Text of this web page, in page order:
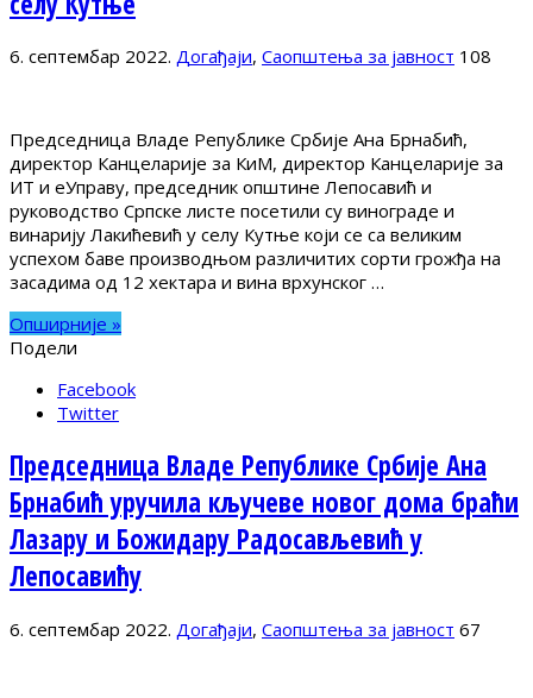
6. септембар 2022. Догађаји, Саопштења за јавност 108
Председница Владе Републике Србије Ана Брнабић,
директор Канцеларије за КиМ, директор Канцеларије за
ИТ и еУправу, председник општине Лепосавић и
руководство Српске листе посетили су винограде и
винарију Лакићевић у селу Кутње који се са великим
успехом баве производњом различитих сорти грожђа на
засадима од 12 хектара и вина врхунског …
Опширније »
Подели
Facebook
Twitter
Председница Владе Републике Србије Ана
Брнабић уручила кључеве новог дома браћи
Лазару и Божидару Радосављевић у
Лепосавићу
6. септембар 2022. Догађаји, Саопштења за јавност 67